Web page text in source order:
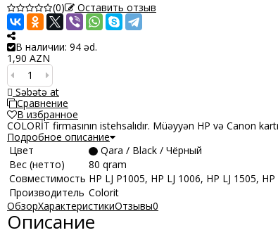
(0) Оставить отзыв
В наличии: 94 əd.
1,90 AZN
Səbətə at
Сравнение
В избранное
COLORİT firmasının istehsalıdır. Müəyyən HP və Canon
Подробное описание
Цвет
Qara / Black / Чёрный
Вес (нетто)
80 qram
Совместимость HP LJ P1005, HP LJ 1006, HP LJ 1505,
Производитель Colorit
ОбзорХарактеристикиОтзывы0
Описание